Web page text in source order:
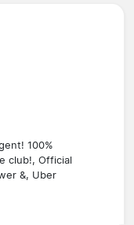
100%
club!, Official
&, Uber